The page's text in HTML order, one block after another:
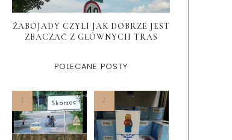
ŻABOJADY CZYLI JAK DOBRZE JEST
ZBACZAĆ Z GŁÓWNYCH TRAS
POLECANE POSTY